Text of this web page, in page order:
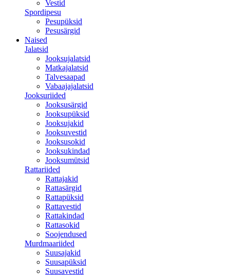
Vestid
Spordipesu
Pesupüksid
Pesusärgid
Naised
Jalatsid
Jooksujalatsid
Matkajalatsid
Talvesaapad
Vabaajajalatsid
Jooksuriided
Jooksusärgid
Jooksupüksid
Jooksujakid
Jooksuvestid
Jooksusokid
Jooksukindad
Jooksumütsid
Rattariided
Rattajakid
Rattasärgid
Rattapüksid
Rattavestid
Rattakindad
Rattasokid
Soojendused
Murdmaariided
Suusajakid
Suusapüksid
Suusavestid